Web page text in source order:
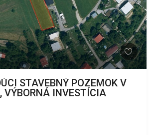
STAVEBNÝ POZEMOK V
VÝBORNÁ INVESTÍCIA